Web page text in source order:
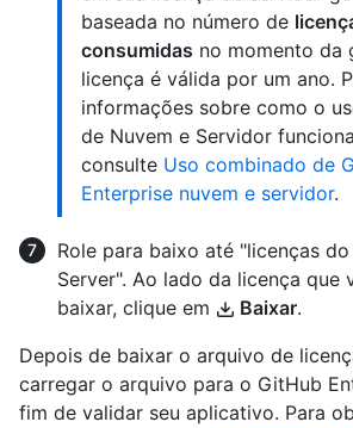
baseada no número de
consumidas no momento da
licença é válida por um ano.
informações sobre como o
de Nuvem e Servidor
consulte Uso combinado de
Enterprise nuvem e servidor.
Role para baixo até "licenças
Server". Ao lado da licença que
baixar, clique em
Baixar.
Depois de baixar o arquivo de
carregar o arquivo para o GitHub
fim de validar seu aplicativo. Para